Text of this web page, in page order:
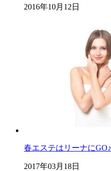
2016年10月12日
春エステはリーナにGO♪
2017年03月18日